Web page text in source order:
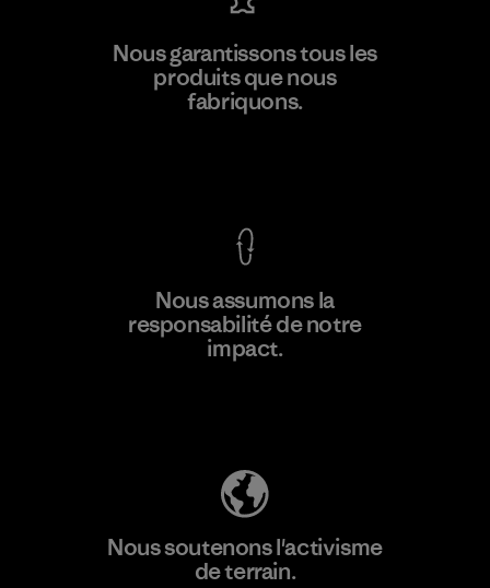
MAS Active (Pvt) Ltd. - Asialine
Nous garantissons tous les
produits que nous
fabriquons.
Nous assumons la
responsabilité de notre
impact.
Nous soutenons l'activisme
de terrain.